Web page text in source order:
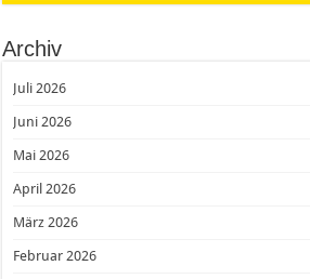
Archiv
Juli 2026
Juni 2026
Mai 2026
April 2026
März 2026
Februar 2026